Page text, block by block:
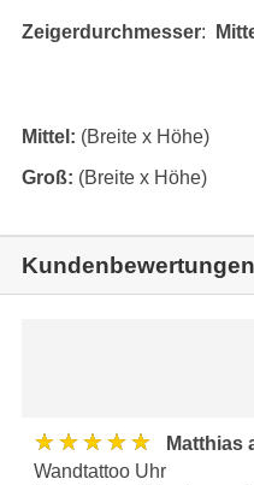
Zeigerdurchmesser:
Mittel: (Breite x Höhe)
Groß: (Breite x Höhe)
Kundenbewertungen
★★★★★
Matthias
Wandtattoo Uhr